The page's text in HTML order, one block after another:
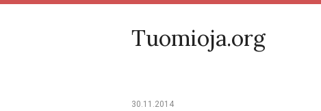
Tuomioja.org
30.11.2014